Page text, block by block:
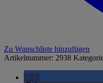
Zu Wunschliste hinzufügen
Artikelnummer: 2938